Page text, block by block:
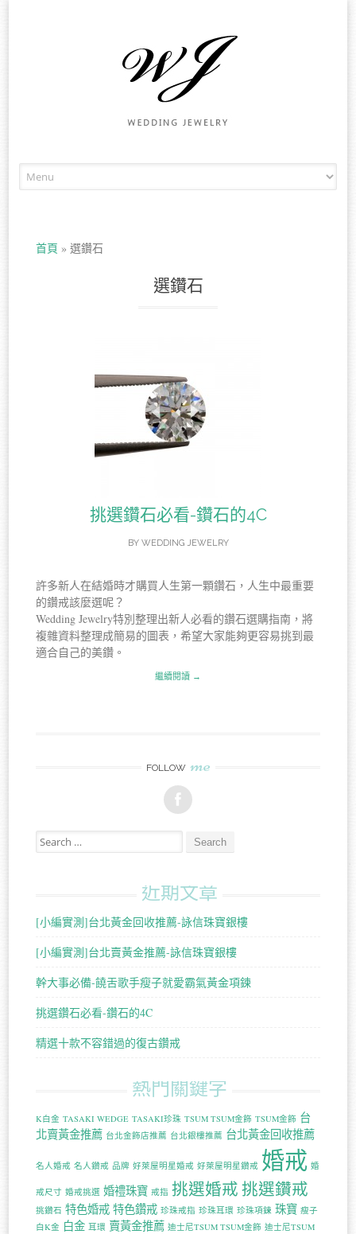
首頁 » 選鑽石
選鑽石
挑選鑽石必看-鑽石的4C
BY WEDDING JEWELRY
許多新人在結婚時才購買人生第一顆鑽石，人生中最重要
的鑽戒該麼選呢？
Wedding Jewelry特別整理出新人必看的鑽石選購指南，將
複雜資料整理成簡易的圖表，希望大家能夠更容易挑到最
適合自己的美鑽。
繼續閱讀 →
FOLLOW me
Search for:
近期文章
[小編實測]台北黃金回收推薦-詠信珠寶銀樓
[小編實測]台北賣黃金推薦-詠信珠寶銀樓
幹大事必備-饒舌歌手瘦子就愛霸氣黃金項鍊
挑選鑽石必看-鑽石的4C
精選十款不容錯過的復古鑽戒
熱門關鍵字
K白金 TASAKI WEDGE TASAKI珍珠 TSUM TSUM金飾 TSUM金飾 台
北賣黃金推薦 台北金飾店推薦 台北銀樓推薦 台北黃金回收推薦
名人婚戒 名人鑽戒 品牌 好萊屋明星婚戒 好萊屋明星鑽戒 婚戒 婚
戒尺寸 婚戒挑選 婚禮珠寶 戒指 挑選婚戒挑選鑽戒
挑鑽石 特色婚戒 特色鑽戒 珍珠戒指 珍珠耳環 珍珠項鍊 珠寶 瘦子
白K金 白金 耳環 賣黃金推薦 迪士尼TSUM TSUM金飾 迪士尼TSUM